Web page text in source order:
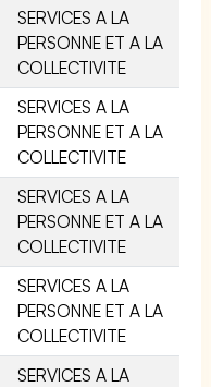
SERVICES A LA
PERSONNE ET A LA
COLLECTIVITE
SERVICES A LA
PERSONNE ET A LA
COLLECTIVITE
SERVICES A LA
PERSONNE ET A LA
COLLECTIVITE
SERVICES A LA
PERSONNE ET A LA
COLLECTIVITE
SERVICES A LA